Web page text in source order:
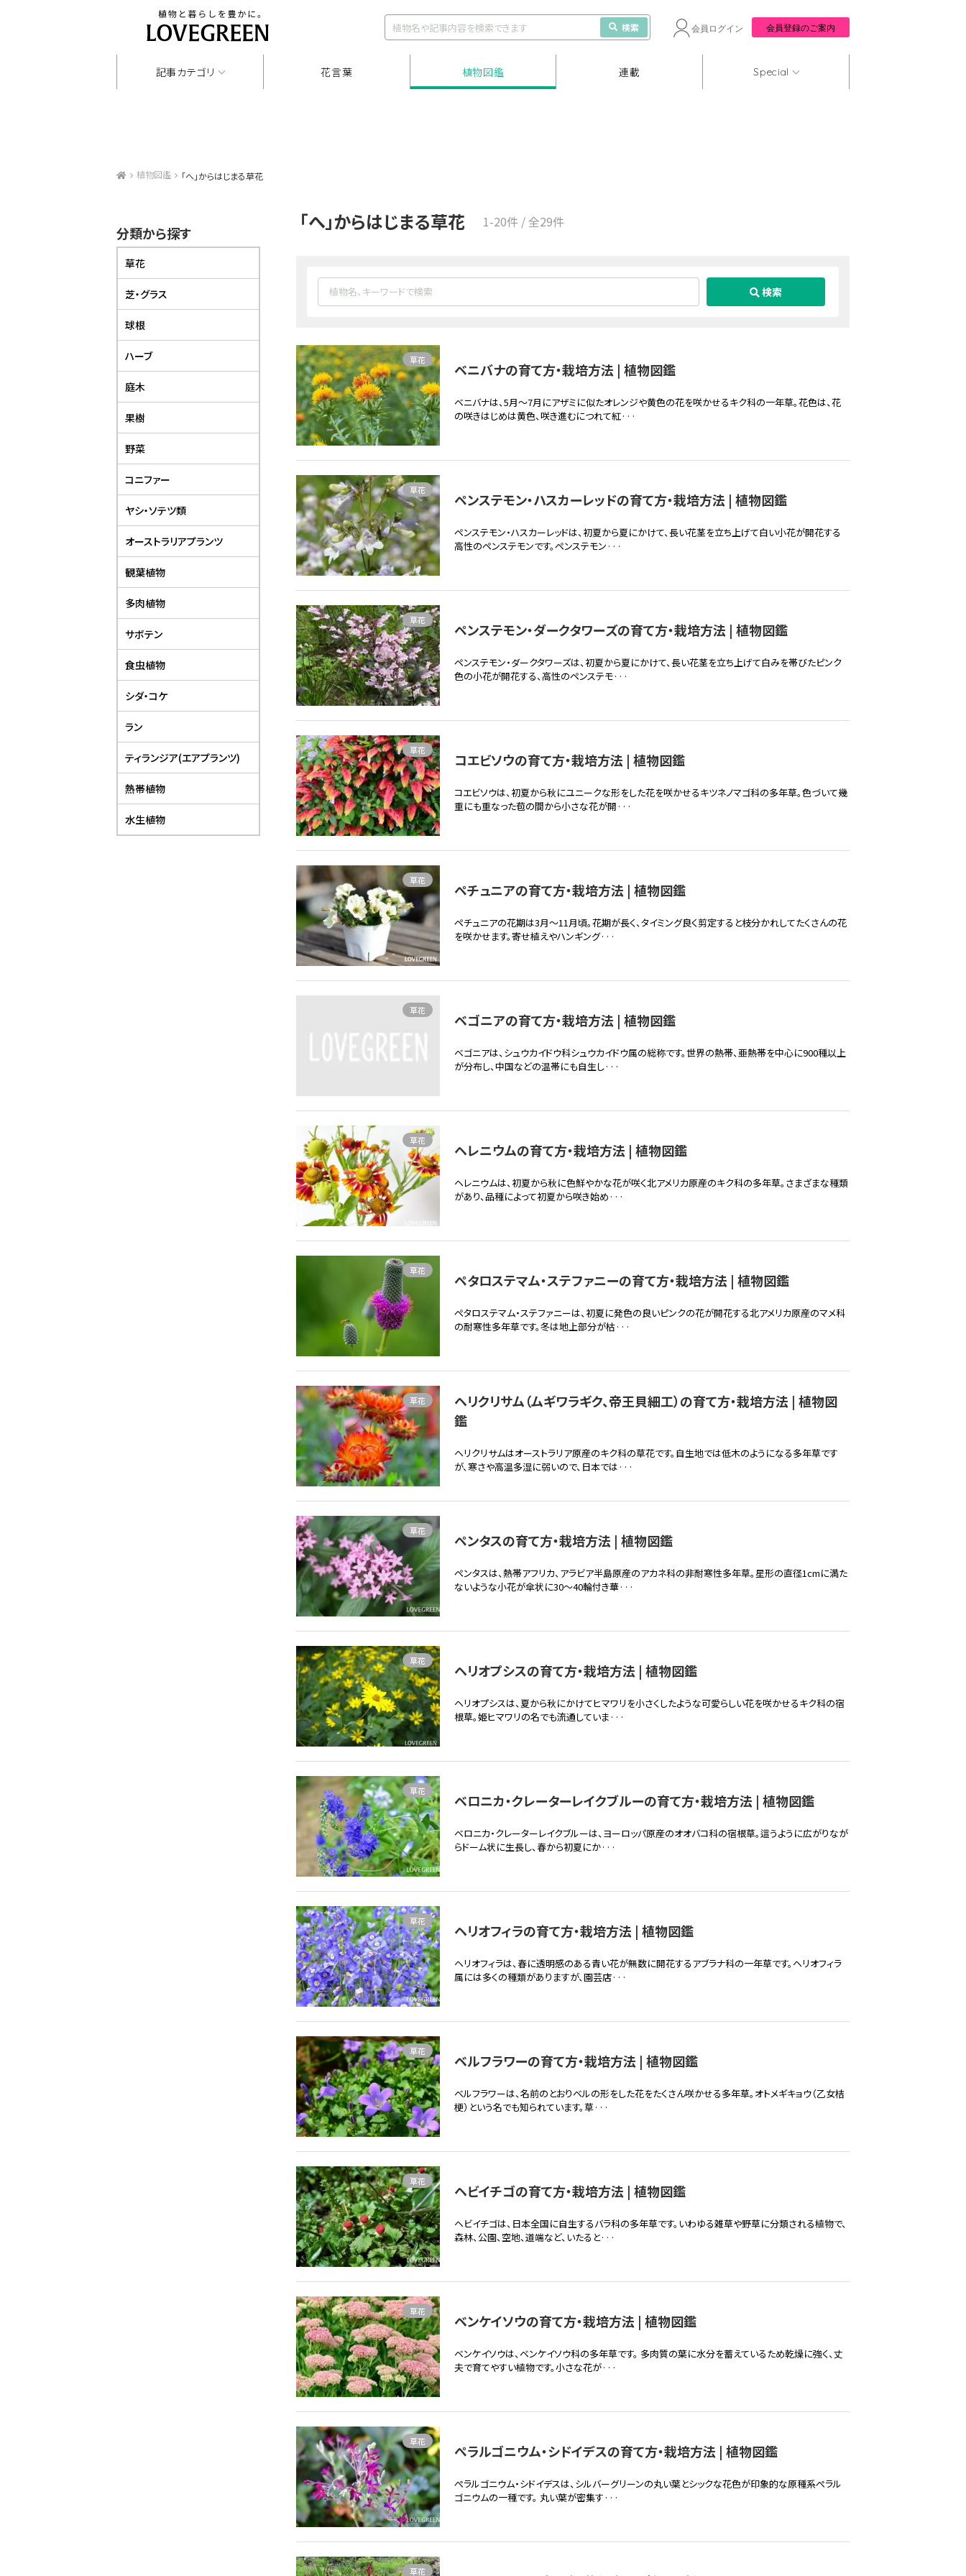
検索 会員ログイン 会員登録のご案内
記事カテゴリ 花言葉 植物図鑑 連載 Special
植物図鑑 「へ」からはじまる草花
「へ」からはじまる草花 1-20件 / 全29件
検索
ベニバナの育て方・栽培方法 | 植物図鑑
ベニバナは、5月～7月にアザミに似たオレンジや黄色の花を咲かせるキク科の一年草。花色は、花
の咲きはじめは黄色、咲き進むにつれて紅···
草花
ペンステモン・ハスカーレッドの育て方・栽培方法 | 植物図鑑
ペンステモン・ハスカーレッドは、初夏から夏にかけて、長い花茎を立ち上げて白い小花が開花する
高性のペンステモンです。ペンステモン···
草花
ペンステモン・ダークタワーズの育て方・栽培方法 | 植物図鑑
ペンステモン・ダークタワーズは、初夏から夏にかけて、長い花茎を立ち上げて白みを帯びたピンク
色の小花が開花する、高性のペンステモ···
草花
コエビソウの育て方・栽培方法 | 植物図鑑
コエビソウは、初夏から秋にユニークな形をした花を咲かせるキツネノマゴ科の多年草。色づいて幾
重にも重なった苞の間から小さな花が開···
草花
ペチュニアの育て方・栽培方法 | 植物図鑑
ペチュニアの花期は3月～11月頃。花期が長く、タイミング良く剪定すると枝分かれしてたくさんの花
を咲かせます。寄せ植えやハンギング···
草花
ベゴニアの育て方・栽培方法 | 植物図鑑
ベゴニアは、シュウカイドウ科シュウカイドウ属の総称です。世界の熱帯、亜熱帯を中心に900種以上
が分布し、中国などの温帯にも自生し···
草花
ヘレニウムの育て方・栽培方法 | 植物図鑑
ヘレニウムは、初夏から秋に色鮮やかな花が咲く北アメリカ原産のキク科の多年草。さまざまな種類
があり、品種によって初夏から咲き始め···
草花
ペタロステマム・ステファニーの育て方・栽培方法 | 植物図鑑
ペタロステマム・ステファニーは、初夏に発色の良いピンクの花が開花する北アメリカ原産のマメ科
の耐寒性多年草です。冬は地上部分が枯···
草花
ヘリクリサム（ムギワラギク、帝王貝細工）の育て方・栽培方法 | 植物図
鑑
ヘリクリサムはオーストラリア原産のキク科の草花です。自生地では低木のようになる多年草です
が、寒さや高温多湿に弱いので、日本では···
草花
ペンタスの育て方・栽培方法 | 植物図鑑
ペンタスは、熱帯アフリカ、アラビア半島原産のアカネ科の非耐寒性多年草。星形の直径1cmに満た
ないような小花が傘状に30～40輪付き華···
草花
ヘリオプシスの育て方・栽培方法 | 植物図鑑
ヘリオプシスは、夏から秋にかけてヒマワリを小さくしたような可愛らしい花を咲かせるキク科の宿
根草。姫ヒマワリの名でも流通していま···
草花
ベロニカ・クレーターレイクブルーの育て方・栽培方法 | 植物図鑑
ベロニカ・クレーターレイクブルーは、ヨーロッパ原産のオオバコ科の宿根草。這うように広がりなが
らドーム状に生長し、春から初夏にか···
草花
ヘリオフィラの育て方・栽培方法 | 植物図鑑
ヘリオフィラは、春に透明感のある青い花が無数に開花するアブラナ科の一年草です。ヘリオフィラ
属には多くの種類がありますが、園芸店···
草花
ベルフラワーの育て方・栽培方法 | 植物図鑑
ベルフラワーは、名前のとおりベルの形をした花をたくさん咲かせる多年草。オトメギキョウ（乙女桔
梗）という名でも知られています。草···
草花
ヘビイチゴの育て方・栽培方法 | 植物図鑑
ヘビイチゴは、日本全国に自生するバラ科の多年草です。いわゆる雑草や野草に分類される植物で、
森林、公園、空地、道端など、いたると···
草花
ベンケイソウの育て方・栽培方法 | 植物図鑑
ベンケイソウは、ベンケイソウ科の多年草です。 多肉質の葉に水分を蓄えているため乾燥に強く、丈
夫で育てやすい植物です。小さな花が···
草花
ぺラルゴニウム・シドイデスの育て方・栽培方法 | 植物図鑑
ぺラルゴニウム・シドイデスは、シルバーグリーンの丸い葉とシックな花色が印象的な原種系ぺラル
ゴニウムの一種です。 丸い葉が密集す···
草花
草花
分類から探す
草花
芝・グラス
球根
ハーブ
庭木
果樹
野菜
コニファー
ヤシ・ソテツ類
オーストラリアプランツ
観葉植物
多肉植物
サボテン
食虫植物
シダ・コケ
ラン
ティランジア(エアプランツ)
熱帯植物
水生植物